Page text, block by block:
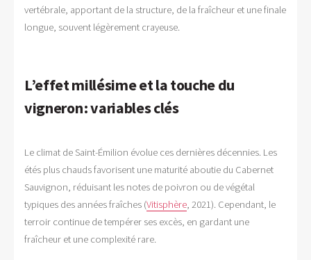
vertébrale, apportant de la structure, de la fraîcheur et une finale
longue, souvent légèrement crayeuse.
L’effet millésime et la touche du
vigneron : variables clés
Le climat de Saint-Émilion évolue ces dernières décennies. Les
étés plus chauds favorisent une maturité aboutie du Cabernet
Sauvignon, réduisant les notes de poivron ou de végétal
typiques des années fraîches (Vitisphère, 2021). Cependant, le
terroir continue de tempérer ses excès, en gardant une
fraîcheur et une complexité rare.